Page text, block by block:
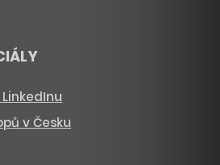
v Česku